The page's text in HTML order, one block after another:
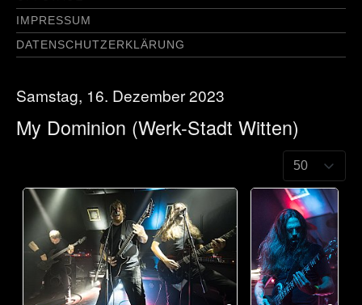
IMPRESSUM
DATENSCHUTZERKLÄRUNG
Samstag, 16. Dezember 2023
My Dominion (Werk-Stadt Witten)